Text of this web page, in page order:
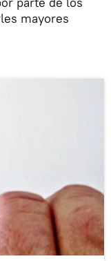
mayores